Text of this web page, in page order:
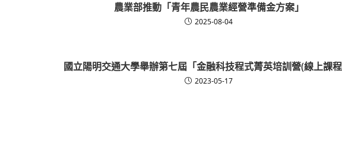
農業部推動「青年農民農業經營準備金方案」
2025-08-04
國立陽明交通大學舉辦第七屆「金融科技程式菁英培訓營(線上課
2023-05-17